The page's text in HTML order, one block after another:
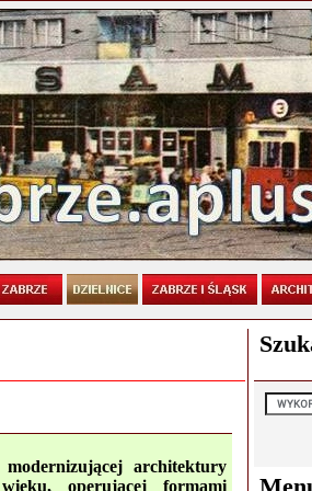
architektury
operującej formami